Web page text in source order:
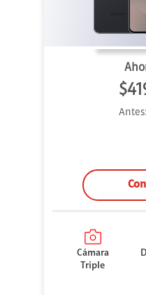
Antes:
Cámara
Triple